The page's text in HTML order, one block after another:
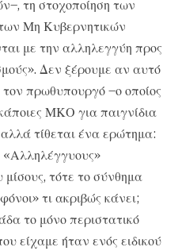
τη στοχοποίηση των
Μη Κυβερνητικών
με την αλληλεγγύη προς
Δεν ξέρουμε αν αυτό
πρωθυπουργό –ο οποίος
ΜΚΟ για παιγνίδια
τίθεται ένα ερώτημα:
«Αλληλέγγυους»
μίσους, τότε το σύνθημα
τι ακριβώς κάνει;
το μόνο περιστατικό
είχαμε ήταν ενός ειδικού